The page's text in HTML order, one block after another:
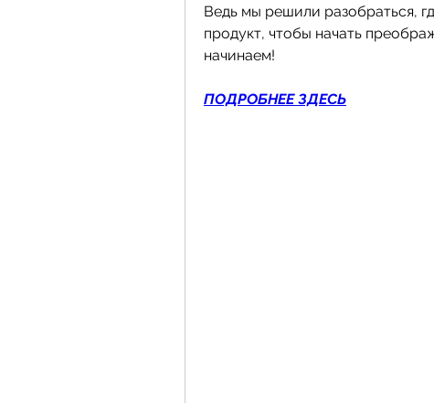
Ведь мы решили разобраться,
продукт, чтобы начать
начинаем!
ПОДРОБНЕЕ ЗДЕСЬ